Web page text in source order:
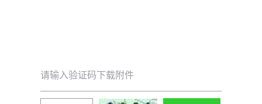
请输入验证码下载附件